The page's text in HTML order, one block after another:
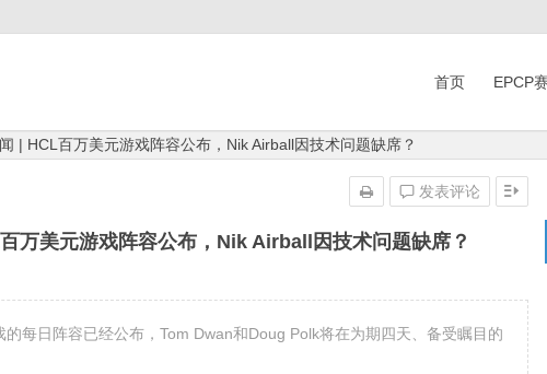
首页 EPCP
闻 | HCL百万美元游戏阵容公布，Nik Airball因技术问题缺席？
万美元游戏阵容公布，Nik Airball因技术问题缺席？
发表评论
每日阵容已经公布，Tom Dwan和Doug Polk将在为期四天、备受瞩目的